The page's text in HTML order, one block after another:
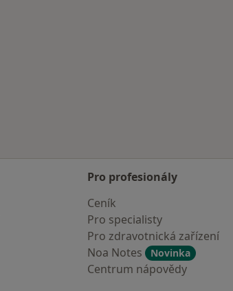
Pro profesionály
Ceník
Pro specialisty
Pro zdravotnická zařízení
Noa Notes
Novinka
Centrum nápovědy